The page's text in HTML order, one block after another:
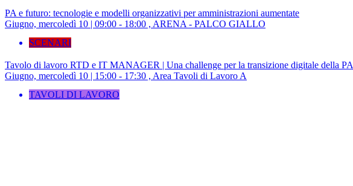
PA e futuro: tecnologie e modelli organizzativi per amministrazioni aumentate
Giugno, mercoledì 10 | 09:00 - 18:00 , ARENA - PALCO GIALLO
SCENARI
Tavolo di lavoro RTD e IT MANAGER | Una challenge per la transizione digitale della PA
Giugno, mercoledì 10 | 15:00 - 17:30 , Area Tavoli di Lavoro A
TAVOLI DI LAVORO